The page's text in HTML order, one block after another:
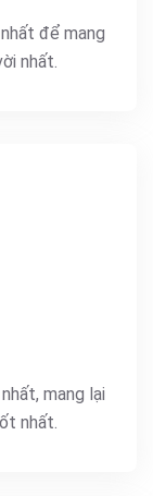
để mang
nhất.
mang lại
nhất.